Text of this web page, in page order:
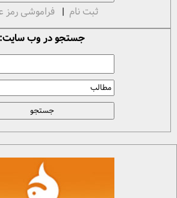
ثبت نام | فراموشی رمز
جستجو در وب سایت: